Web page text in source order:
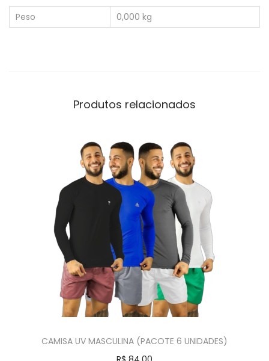
Peso 0,000 kg
Produtos relacionados
CAMISA UV MASCULINA (PACOTE 6 UNIDADES)